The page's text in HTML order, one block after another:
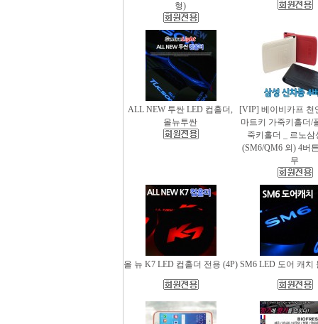
형)
ALL NEW 투싼 LED 컵홀더,
올뉴투싼
[VIP] 베이비카프 천
마트키 가죽키홀더/
죽키홀더 _ 르노삼
(SM6/QM6 외) 4버
무
올 뉴 K7 LED 컵홀더 전용 (4P) SM6 LED 도어 캐치